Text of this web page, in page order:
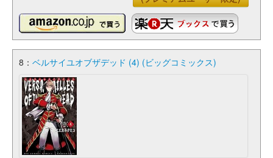
8： ベルサイユオブザデッド (4) (ビッグコミックス)